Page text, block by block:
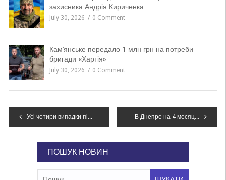
захисника Андрія Кириченка
July 30, 2026 0 Comment
Кам’янське передало 1 млн грн на потреби
бригади «Хартія»
July 30, 2026 0 Comment
Навігація
Усі чотири випадки підозри на китайський коронавірус в Україні не підтвердилися – МОЗ В Днепре на 4 месяца сузят тротуарную часть на некоторых улицах: каких и почему
ПОШУК НОВИН